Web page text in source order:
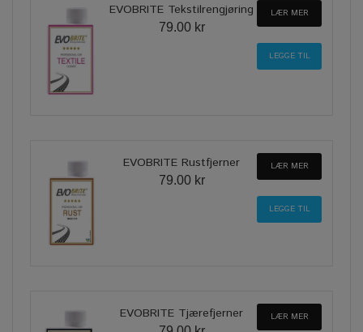
EVOBRITE Tekstilrengjøring
79.00 kr
LÆR MER
EVOBRITE Rustfjerner
79.00 kr
LÆR MER
EVOBRITE Tjærefjerner LÆR MER